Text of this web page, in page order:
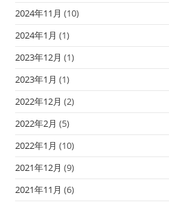
2024年11月 (10)
2024年1月 (1)
2023年12月 (1)
2023年1月 (1)
2022年12月 (2)
2022年2月 (5)
2022年1月 (10)
2021年12月 (9)
2021年11月 (6)